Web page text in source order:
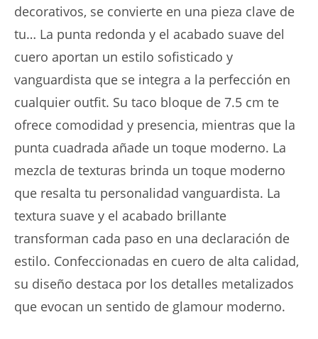
decorativos, se convierte en una pieza clave de
tu… La punta redonda y el acabado suave del
cuero aportan un estilo sofisticado y
vanguardista que se integra a la perfección en
cualquier outfit. Su taco bloque de 7.5 cm te
ofrece comodidad y presencia, mientras que la
punta cuadrada añade un toque moderno. La
mezcla de texturas brinda un toque moderno
que resalta tu personalidad vanguardista. La
textura suave y el acabado brillante
transforman cada paso en una declaración de
estilo. Confeccionadas en cuero de alta calidad,
su diseño destaca por los detalles metalizados
que evocan un sentido de glamour moderno.